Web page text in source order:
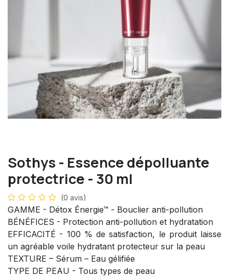
Sothys - Essence dépolluante
protectrice - 30 ml
(0 avis)
GAMME - Détox Énergie™ - Bouclier anti-pollution
BÉNÉFICES - Protection anti-pollution et hydratation
EFFICACITÉ - 100 % de satisfaction, le produit laisse
un agréable voile hydratant protecteur sur la peau
TEXTURE – Sérum – Eau gélifiée
TYPE DE PEAU - Tous types de peau